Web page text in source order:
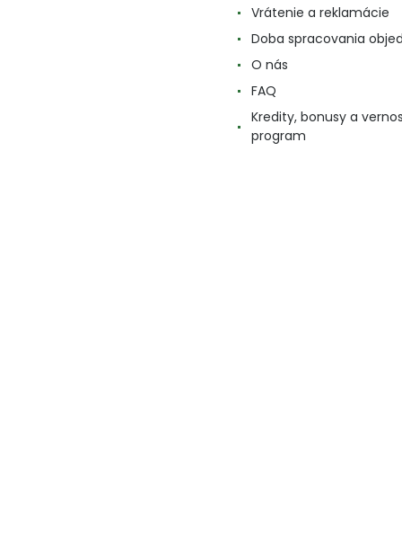
Vrátenie a reklamácie
Doba spracovania
O nás
FAQ
Kredity, bonusy a
program